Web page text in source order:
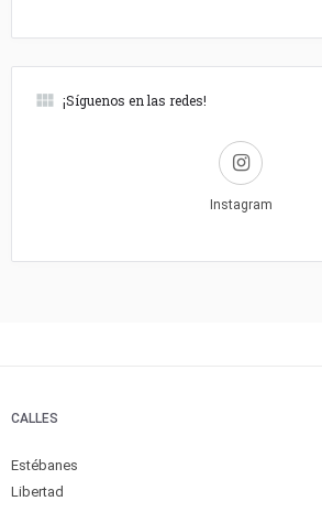
¡Síguenos en las redes!
Instagram
CALLES
Estébanes
Libertad